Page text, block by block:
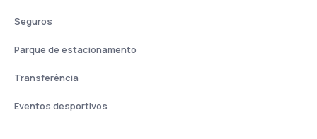
Seguros
Parque de estacionamento
Transferência
Eventos desportivos